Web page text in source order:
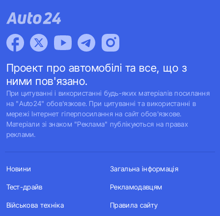
Проект про автомобілі та все, що з
ними пов'язано.
При цитуванні і використанні будь-яких матеріалів посилання
на "Auto24" обов'язкове. При цитуванні та використанні в
мережі Інтернет гіперпосилання на сайт обов'язкове.
Матеріали зі знаком "Реклама" публікуються на правах
реклами.
Новини
Тест-драйв
Військова техніка
Загальна інформація
Рекламодавцям
Правила сайту